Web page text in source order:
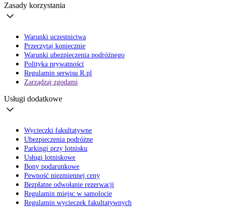
Zasady korzystania
Warunki uczestnictwa
Przeczytaj koniecznie
Warunki ubezpieczenia podróżnego
Polityka prywatności
Regulamin serwisu R.pl
Zarządzaj zgodami
Usługi dodatkowe
Wycieczki fakultatywne
Ubezpieczenia podróżne
Parkingi przy lotnisku
Usługi lotniskowe
Bony podarunkowe
Pewność niezmiennej ceny
Bezpłatne odwołanie rezerwacji
Regulamin miejsc w samolocie
Regulamin wycieczek fakultatywnych